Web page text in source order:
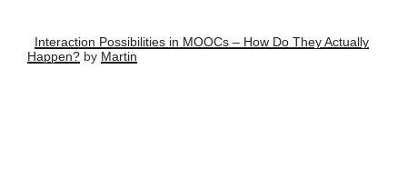
Interaction Possibilities in MOOCs – How Do They Actually
Happen? by Martin